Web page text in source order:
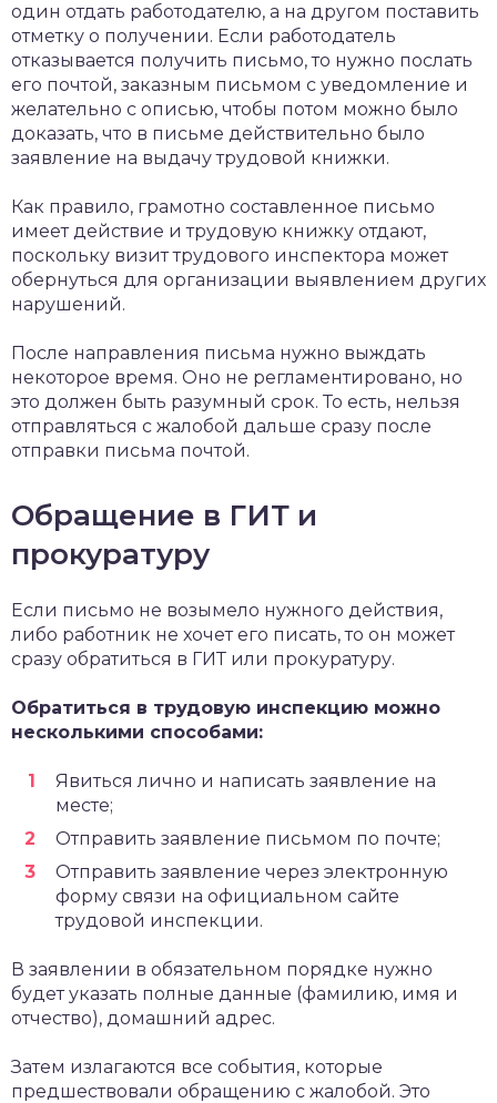
один отдать работодателю, а на другом поставить
отметку о получении. Если работодатель
отказывается получить письмо, то нужно послать
его почтой, заказным письмом с уведомление и
желательно с описью, чтобы потом можно было
доказать, что в письме действительно было
заявление на выдачу трудовой книжки.
Как правило, грамотно составленное письмо
имеет действие и трудовую книжку отдают,
поскольку визит трудового инспектора может
обернуться для организации выявлением других
нарушений.
После направления письма нужно выждать
некоторое время. Оно не регламентировано, но
это должен быть разумный срок. То есть, нельзя
отправляться с жалобой дальше сразу после
отправки письма почтой.
Обращение в ГИТ и
прокуратуру
Если письмо не возымело нужного действия,
либо работник не хочет его писать, то он может
сразу обратиться в ГИТ или прокуратуру.
Обратиться в трудовую инспекцию можно
несколькими способами:
Явиться лично и написать заявление на
месте;
Отправить заявление письмом по почте;
Отправить заявление через электронную
форму связи на официальном сайте
трудовой инспекции.
В заявлении в обязательном порядке нужно
будет указать полные данные (фамилию, имя и
отчество), домашний адрес.
Затем излагаются все события, которые
предшествовали обращению с жалобой. Это